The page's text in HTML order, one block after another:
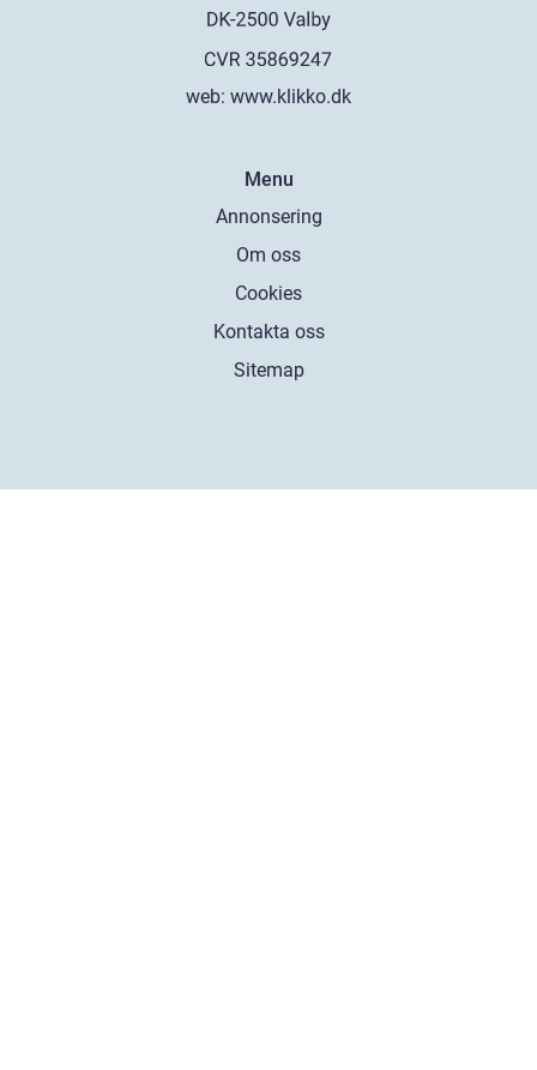
web: www.klikko.dk
Menu
Annonsering
Om oss
Cookies
Kontakta oss
Sitemap